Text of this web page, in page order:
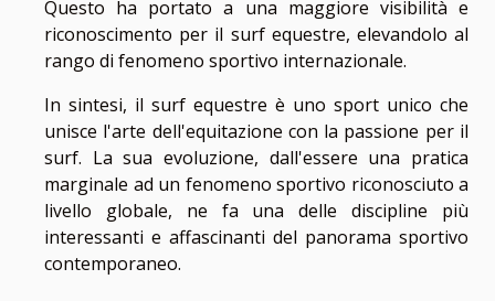
Questo ha portato a una maggiore visibilità e
riconoscimento per il surf equestre, elevandolo al
rango di fenomeno sportivo internazionale.
In sintesi, il surf equestre è uno sport unico che
unisce l'arte dell'equitazione con la passione per il
surf. La sua evoluzione, dall'essere una pratica
marginale ad un fenomeno sportivo riconosciuto a
livello globale, ne fa una delle discipline più
interessanti e affascinanti del panorama sportivo
contemporaneo.